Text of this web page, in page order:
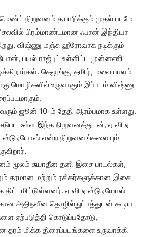
நிறுவனம் தயாரிக்கும் முதல் படமே
பிரம்மாண்டமான ஃபான் இந்தியா
விஷ்ணு மஞ்சு ஹீரோவாக நடிக்கும்
பயல் ராஜ்புட் உள்ளிட்ட முன்னணி
தெலுங்கு, தமிழ், மலையாளம்
மொழிகளில் உருவாகும் இப்படம் விஷ்ணு
வரும் ஜூன் 10-ம் தேதி ஆரம்பமாக உள்ளது.
ஈடுபட உள்ள இந்த நிறுவனத்துடன், ஏ வி ஏ
ஏ ஸ்டுடியோஸ் என்ற நிறுவனங்களையும்
மூலம் சுயாதீன தனி இசை பாடல்கள்,
தரமான மற்றும் ரசிகர்களுக்கான இசை
திட்டமிட்டுள்ளனர். ஏ வி ஏ ஸ்டுடியோஸ்
அதிநவீன தொழில்நுட்பத்துடன் கூடிய
ஏற்படுத்தி கொடுப்பதோடு,
தரம் மிக்க திரைப்படங்களை உருவாக்கி